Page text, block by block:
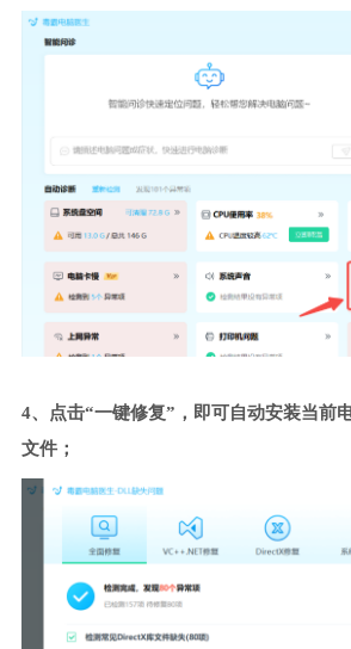
4、点击“一键修复”，即可自动安装当前
文件；